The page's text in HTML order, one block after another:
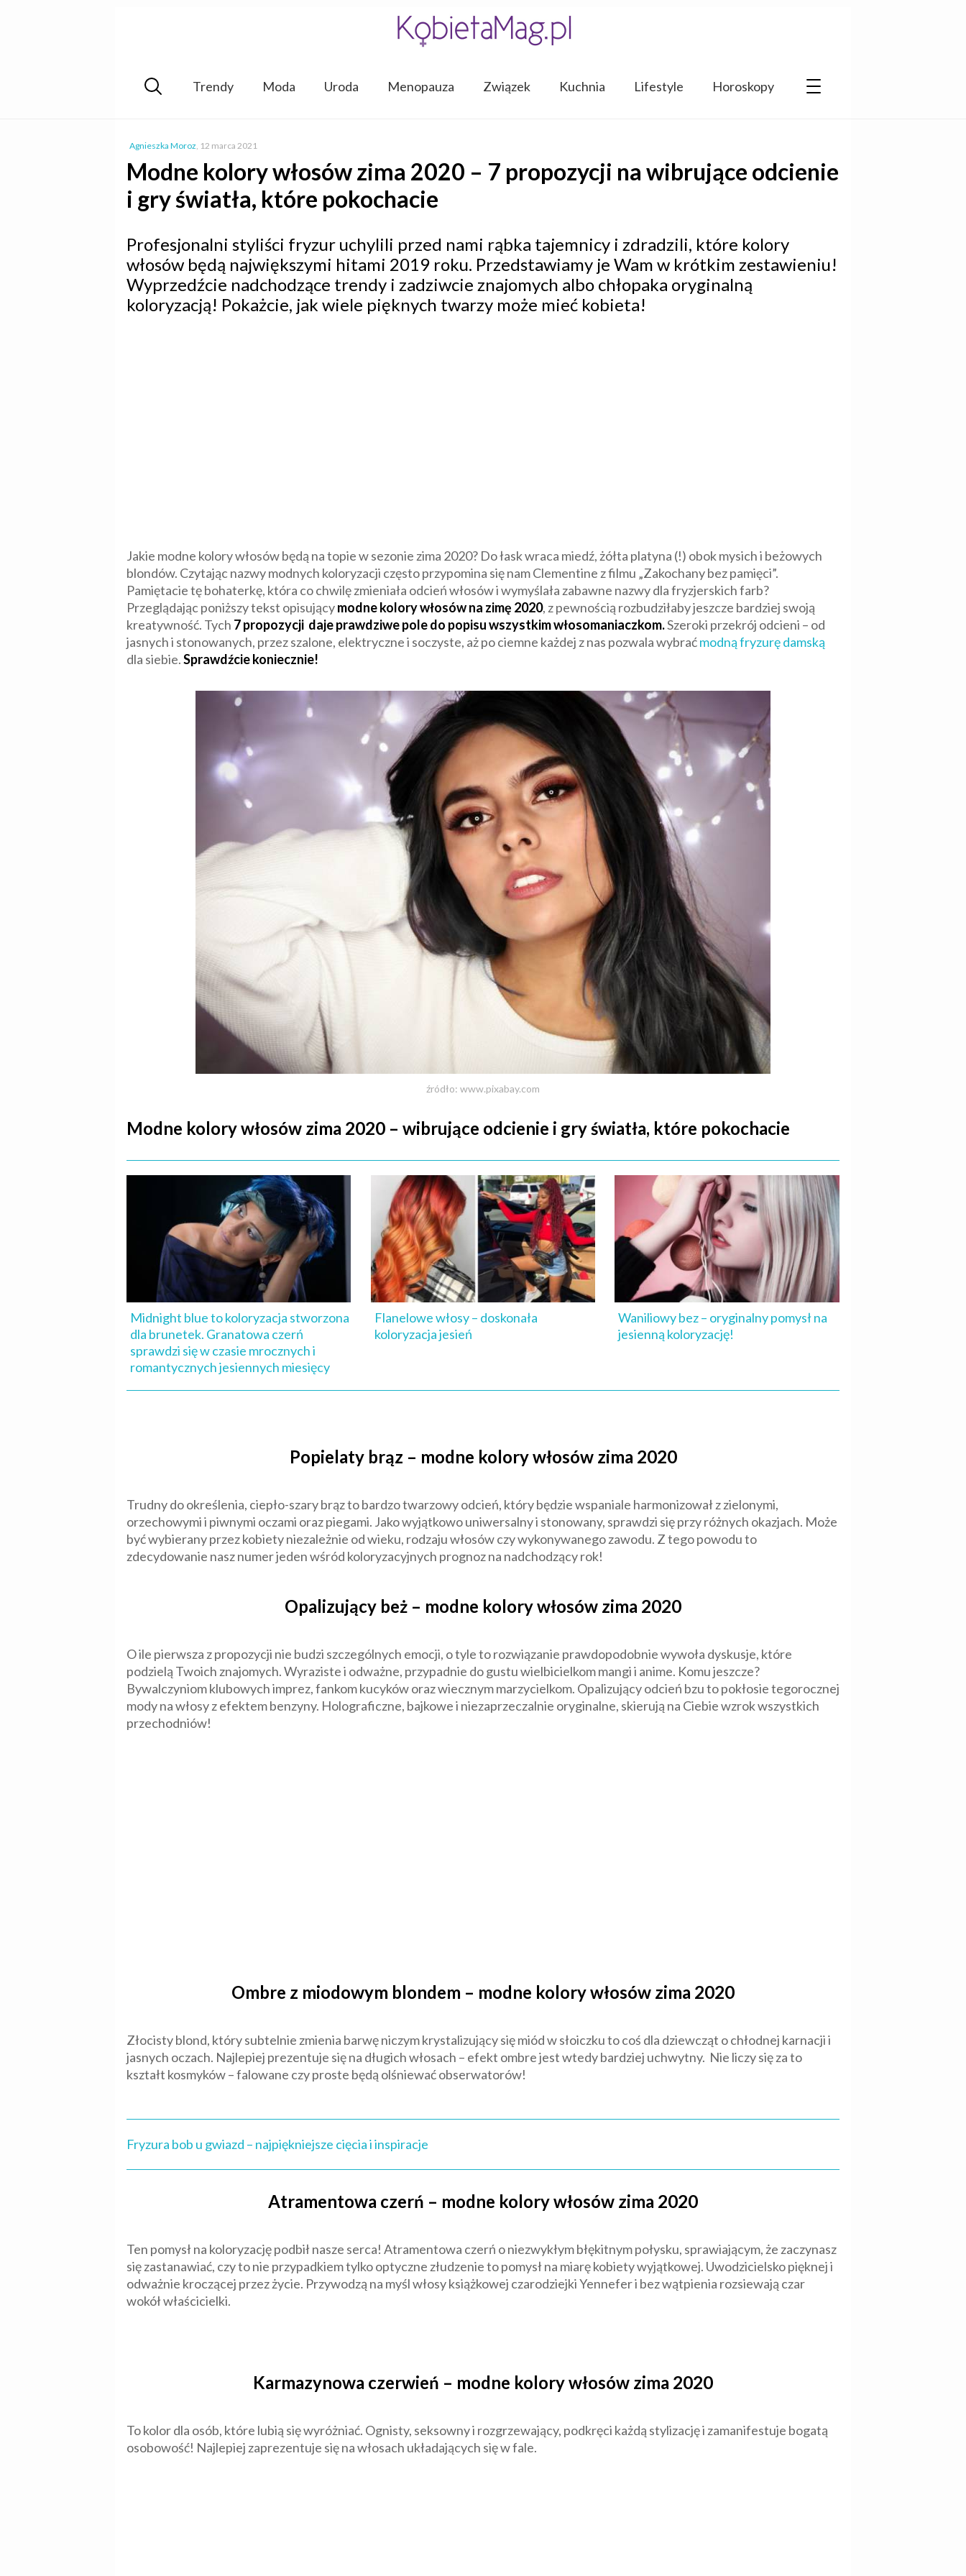
Trendy Moda Uroda Menopauza Związek Kuchnia Lifestyle Horoskopy
Agnieszka Moroz, 12 marca 2021
Modne kolory włosów zima 2020 – 7 propozycji na wibrujące odcienie
i gry światła, które pokochacie
Profesjonalni styliści fryzur uchylili przed nami rąbka tajemnicy i zdradzili, które kolory
włosów będą największymi hitami 2019 roku. Przedstawiamy je Wam w krótkim zestawieniu!
Wyprzedźcie nadchodzące trendy i zadziwcie znajomych albo chłopaka oryginalną
koloryzacją! Pokażcie, jak wiele pięknych twarzy może mieć kobieta!
Jakie modne kolory włosów będą na topie w sezonie zima 2020? Do łask wraca miedź, żółta platyna (!) obok mysich i beżowych
blondów. Czytając nazwy modnych koloryzacji często przypomina się nam Clementine z filmu „Zakochany bez pamięci”.
Pamiętacie tę bohaterkę, która co chwilę zmieniała odcień włosów i wymyślała zabawne nazwy dla fryzjerskich farb?
Przeglądając poniższy tekst opisującymodne kolory włosów na zimę 2020, z pewnością rozbudziłaby jeszcze bardziej swoją
kreatywność. Tych 7 propozycji daje prawdziwe pole do popisu wszystkim włosomaniaczkom.Szeroki przekrój odcieni – od
jasnych i stonowanych, przez szalone, elektryczne i soczyste, aż po ciemne każdej z nas pozwala wybraćmodną fryzurę damską
dla siebie.Sprawdźcie koniecznie!
źródło: www.pixabay.com
Modne kolory włosów zima 2020 – wibrujące odcienie i gry światła, które pokochacie
Midnight blue to koloryzacja stworzona
dla brunetek. Granatowa czerń
sprawdzi się w czasie mrocznych i
romantycznych jesiennych miesięcy
Flanelowe włosy – doskonała
koloryzacja jesień
Waniliowy bez – oryginalny pomysł na
jesienną koloryzację!
Popielaty brąz – modne kolory włosów zima 2020
Trudny do określenia, ciepło-szary brąz to bardzo twarzowy odcień, który będzie wspaniale harmonizował z zielonymi,
orzechowymi i piwnymi oczami oraz piegami. Jako wyjątkowo uniwersalny i stonowany, sprawdzi się przy różnych okazjach. Może
być wybierany przez kobiety niezależnie od wieku, rodzaju włosów czy wykonywanego zawodu. Z tego powodu to
zdecydowanie nasz numer jeden wśród koloryzacyjnych prognoz na nadchodzący rok!
Opalizujący beż – modne kolory włosów zima 2020
O ile pierwsza z propozycji nie budzi szczególnych emocji, o tyle to rozwiązanie prawdopodobnie wywoła dyskusje, które
podzielą Twoich znajomych. Wyraziste i odważne, przypadnie do gustu wielbicielkom mangi i anime. Komu jeszcze?
Bywalczyniom klubowych imprez, fankom kucyków oraz wiecznym marzycielkom. Opalizujący odcień bzu to pokłosie tegorocznej
mody na włosy z efektem benzyny. Holograficzne, bajkowe i niezaprzeczalnie oryginalne, skierują na Ciebie wzrok wszystkich
przechodniów!
Ombre z miodowym blondem – modne kolory włosów zima 2020
Złocisty blond, który subtelnie zmienia barwę niczym krystalizujący się miód w słoiczku to coś dla dziewcząt o chłodnej karnacji i
jasnych oczach. Najlepiej prezentuje się na długich włosach – efekt ombre jest wtedy bardziej uchwytny. Nie liczy się za to
kształt kosmyków – falowane czy proste będą olśniewać obserwatorów!
Fryzura bob u gwiazd – najpiękniejsze cięcia i inspiracje
Atramentowa czerń – modne kolory włosów zima 2020
Ten pomysł na koloryzację podbił nasze serca! Atramentowa czerń o niezwykłym błękitnym połysku, sprawiającym, że zaczynasz
się zastanawiać, czy to nie przypadkiem tylko optyczne złudzenie to pomysł na miarę kobiety wyjątkowej. Uwodzicielsko pięknej i
odważnie kroczącej przez życie. Przywodzą na myśl włosy książkowej czarodziejki Yennefer i bez wątpienia rozsiewają czar
wokół właścicielki.
Karmazynowa czerwień – modne kolory włosów zima 2020
To kolor dla osób, które lubią się wyróżniać. Ognisty, seksowny i rozgrzewający, podkręci każdą stylizację i zamanifestuje bogatą
osobowość! Najlepiej zaprezentuje się na włosach układających się w fale.